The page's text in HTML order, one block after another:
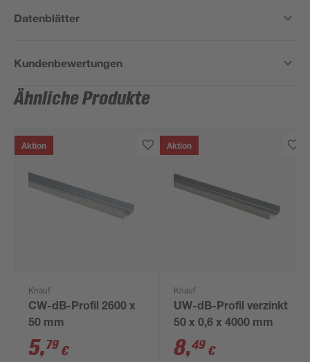
Datenblätter
Kundenbewertungen
Ähnliche Produkte
Aktion
Knauf
CW-dB-Profil 2600 x
50 mm
5,79 €
Aktion
Knauf
UW-dB-Profil verzinkt
50 x 0,6 x 4000 mm
8,49 €